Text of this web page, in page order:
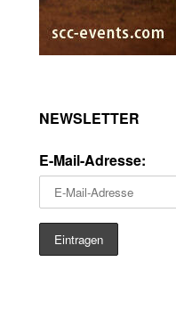
NEWSLETTER
E-Mail-Adresse: